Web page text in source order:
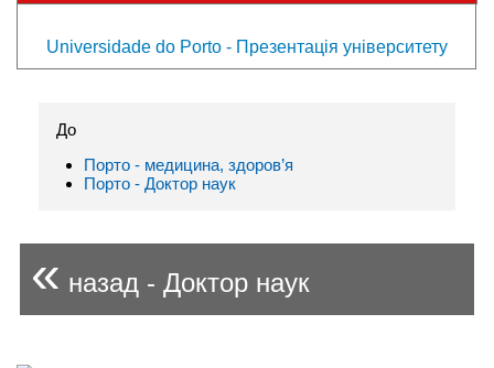
Universidade do Porto - Презентація університету
До
Порто - медицина, здоров’я
Порто - Доктор наук
« назад - Доктор наук